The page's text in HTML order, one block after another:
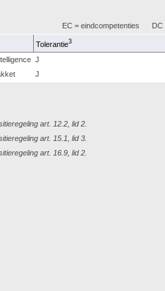
EC = eindcompetenties DC
Tolerantie3
J
J
art. 12.2, lid 2.
art. 15.1, lid 3.
art. 16.9, lid 2.